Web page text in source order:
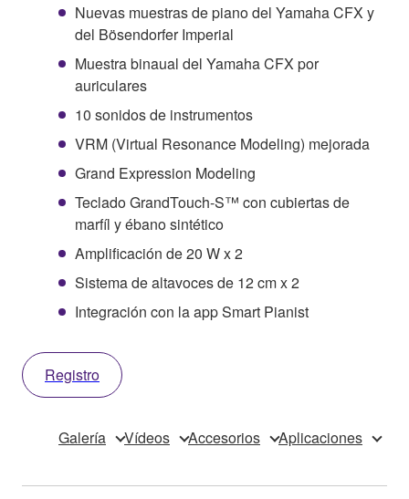
Nuevas muestras de piano del Yamaha CFX y
del Bösendorfer Imperial
Muestra binaual del Yamaha CFX por
auriculares
10 sonidos de instrumentos
VRM (Virtual Resonance Modeling) mejorada
Grand Expression Modeling
Teclado GrandTouch-S™ con cubiertas de
marfíl y ébano sintético
Amplificación de 20 W x 2
Sistema de altavoces de 12 cm x 2
Integración con la app Smart Pianist
Registro
Galería Vídeos Accesorios Aplicaciones